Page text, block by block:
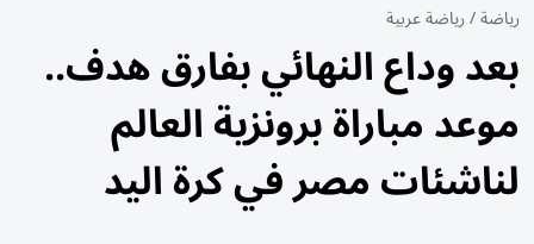
رياضة/رياضة عربية
بعد وداع النهائي بفارق هدف..
موعد مباراة برونزية العالم
لناشئات مصر في كرة اليد